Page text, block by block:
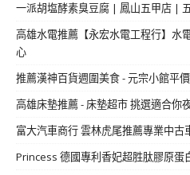
一派胡塩酵素臭豆腐 | 鳳山五甲店 |
高雄水電推薦【永宏水電工程行】水
心
推薦漢神百貨週圍美食 - 元宗小館平
高雄床墊推薦 - 床墊超市 挑選適合你
富大汽車商行 雲林虎尾推薦專業中
Princess 德國專利香妃超胜肽膠原蛋